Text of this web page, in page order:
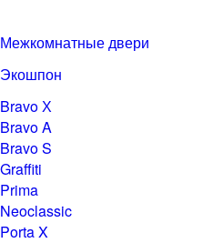
Межкомнатные двери
Экошпон
Bravo Х
Bravo A
Bravo S
Graffiti
Prima
Neoclassic
Porta X